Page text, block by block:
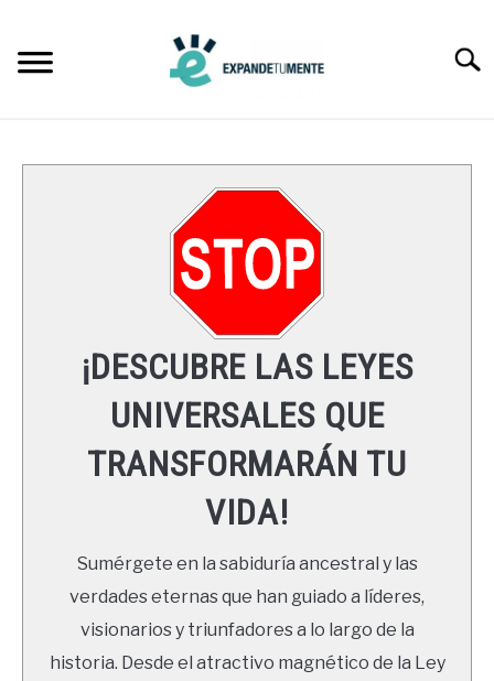
content
LEYES UNIVERSALES
RECURSOS
NEWSLETTER
¡DESCUBRE LAS LEYES
UNIVERSALES QUE
TRANSFORMARÁN TU
VIDA!
Sumérgete en la sabiduría ancestral y las
verdades eternas que han guiado a líderes,
visionarios y triunfadores a lo largo de la
historia. Desde el atractivo magnético de la Ley